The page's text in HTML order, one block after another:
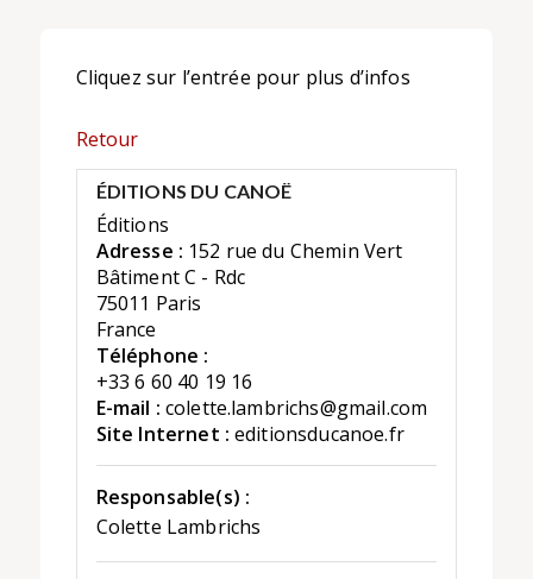
Cliquez sur l’entrée pour plus d’infos
Retour
ÉDITIONS DU CANOË
Éditions
Adresse : 152 rue du Chemin Vert
Bâtiment C - Rdc
75011 Paris
France
Téléphone :
+33 6 60 40 19 16
E-mail : colette.lambrichs@gmail.com
Site Internet : editionsducanoe.fr
Responsable(s) :
Colette Lambrichs